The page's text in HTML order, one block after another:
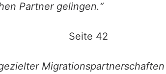
Partner gelingen.“
Seite 42